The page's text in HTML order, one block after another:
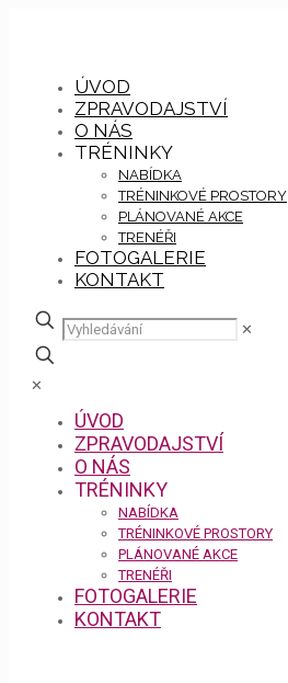
ÚVOD
ZPRAVODAJSTVÍ
O NÁS
TRÉNINKY
NABÍDKA
TRÉNINKOVÉ PROSTORY
PLÁNOVANÉ AKCE
TRENÉŘI
FOTOGALERIE
KONTAKT
✕
✕
ÚVOD
ZPRAVODAJSTVÍ
O NÁS
TRÉNINKY
NABÍDKA
TRÉNINKOVÉ PROSTORY
PLÁNOVANÉ AKCE
TRENÉŘI
FOTOGALERIE
KONTAKT